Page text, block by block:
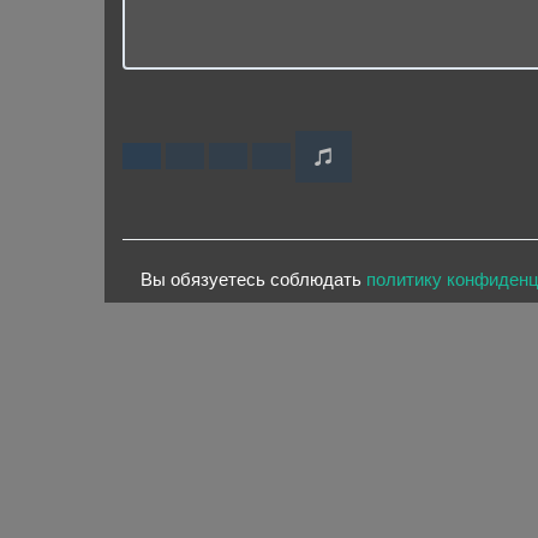
Вы обязуетесь соблюдать политику